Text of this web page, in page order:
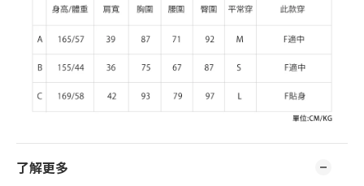
了解更多